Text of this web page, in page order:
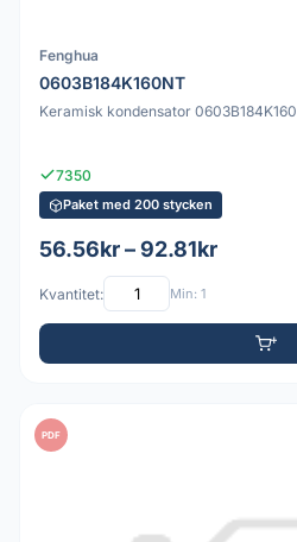
Fenghua
0603B184K160NT
Keramisk kondensator
7350
Paket med 200 stycken
56.56kr – 92.81kr
Kvantitet: Min: 1
PDF